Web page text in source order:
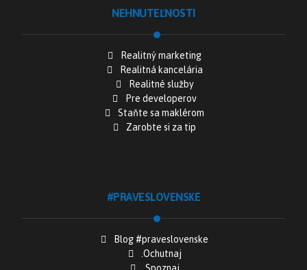
NEHNUTEĽNOSTI
Realitný marketing
Realitná kancelária
Realitné služby
Pre developerov
Staňte sa maklérom
Zarobte si za tip
#PRAVESLOVENSKE
Blog #praveslovenske
.Ochutnaj